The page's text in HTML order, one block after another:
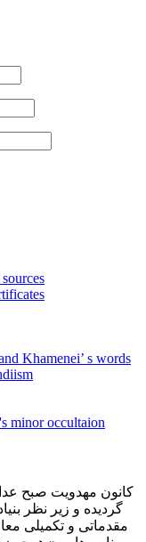
Khamenei’ s words
minor occultaion
گردیده و زیر نظر
مقدماتی و تکمیلی